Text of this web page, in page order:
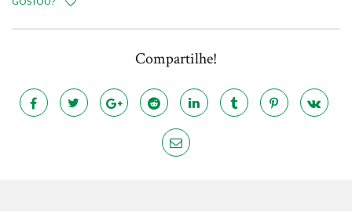
Compartilhe!